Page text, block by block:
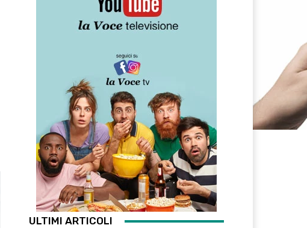
ULTIMI ARTICOLI